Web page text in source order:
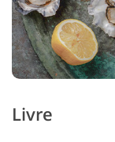
Livre